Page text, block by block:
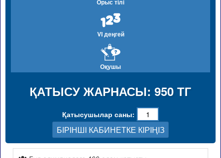
Орыс тілі
VI деңгей
Оқушы
ҚАТЫСУ ЖАРНАСЫ: 950 ТГ
Қатысушылар саны:
БІРІНШІ КАБИНЕТКЕ КІРІҢІЗ